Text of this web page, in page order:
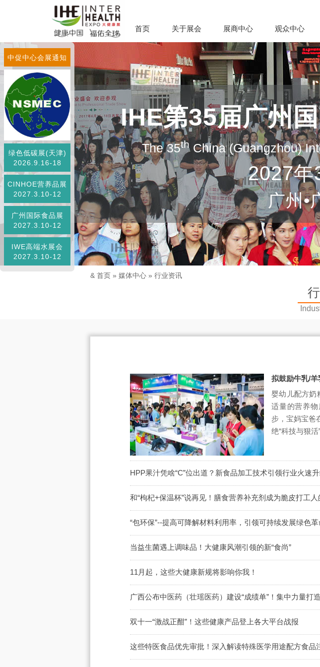
首页 关于展会 展商中心 观众中心
IHE第35届广州
The 35thChina (Guangzhou)
2027年
广州•
中促中心会展通知
绿色低碳展(天津)
2026.9.16-18
CINHOE营养品展
2027.3.10-12
广州国际食品展
2027.3.10-12
IWE高端水展会
2027.3.10-12
& 首页 » 媒体中心 » 行业资讯
拟鼓励牛乳/
婴幼儿配方奶
适量的营养
步，宝妈宝爸
绝“科技与狠
HPP果汁凭啥“C”位出道？新食品加工技术引领行业火速
和“枸杞+保温杯”说再见！膳食营养补充剂成为脆皮打工
“包环保”--提高可降解材料利用率，引领可持续发展绿色革
当益生菌遇上调味品！大健康风潮引领的新“食尚”
11月起，这些大健康新规将影响你我！
广西公布中医药（壮瑶医药）建设“成绩单”！集中力量打
双十一“激战正酣”！这些健康产品登上各大平台战报
这些特医食品优先审批！深入解读特殊医学用途配方食品